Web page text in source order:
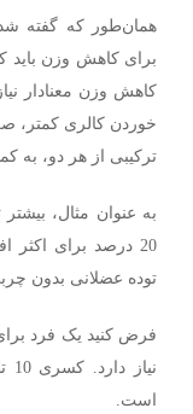
همان‌طور که گفته
برای کاهش وزن باید
کاهش وزن معنادار
خوردن کالری کمتر،
ترکیبی از هر دو، به
20 درصد برای
توده عضلانی بدون
است.